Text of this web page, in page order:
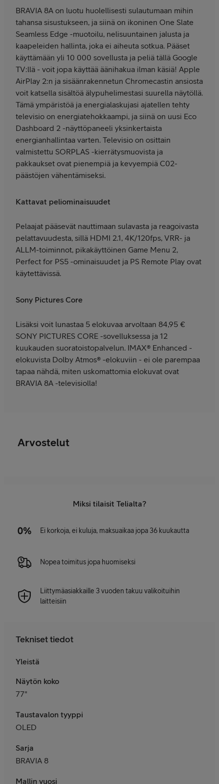
BRAVIA 8A on luotu huolellisesti sulautumaan mihin
tahansa sisustukseen, ja siinä on ikoninen One Slate
Seamless Edge -muotoilu, nelisuuntainen jalusta ja
kaapeleiden hallinta, joka ei aiheuta sotkua. Pääset
käyttämään yli 10 000 sovellusta ja peliä tällä Google
TV:llä - voit jopa käyttää äänihakua ilman käsiä! Apple
AirPlay 2:n ja sisäänrakennetun Chromecastin ansiosta
voit katsella sisältöä älypuhelimestasi suurella näytöllä.
Tämä ympäristöä ja energialaskujasi ajatellen tehty
televisio on energiatehokkaampi, ja siinä on uusi Eco
Dashboard 2 -näyttöpaneeli yksinkertaista
energianhallintaa varten. Televisio on osittain
valmistettu SORPLAS -kierrätysmuovista ja
pakkaukset ovat pienempiä ja kevyempiä C02-
päästöjen vähentämiseksi.
Kattavat peliominaisuudet
Pelaajat pääsevät nauttimaan sulavasta ja reagoivasta
pelattavuudesta, sillä HDMI 2.1, 4K/120fps, VRR- ja
ALLM-toiminnot, pikakäyttöinen Game Menu 2,
Perfect for PS5 -ominaisuudet ja PS Remote Play ovat
käytettävissä.
Sony Pictures Core
Lisäksi voit lunastaa 5 elokuvaa arvoltaan 84,95 €
SONY PICTURES CORE -sovelluksessa ja 12
kuukauden suoratoistopalvelun. IMAX® Enhanced -
elokuvista Dolby Atmos® -elokuviin - ei ole parempaa
tapaa nähdä, miten uskomattomia elokuvat ovat
BRAVIA 8A -televisiolla!
Arvostelut
Miksi tilaisit Telialta?
Ei korkoja, ei kuluja, maksuaikaa jopa 36 kuukautta
Nopea toimitus jopa huomiseksi
Liittymäasiakkaille 3 vuoden takuu valikoituihin
laitteisiin
Tekniset tiedot
Yleistä
Näytön koko
77"
Taustavalon tyyppi
OLED
Sarja
BRAVIA 8
Mallin vuosi